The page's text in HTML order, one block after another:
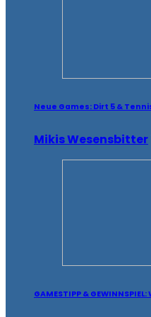
Neue Games: Dirt 5 &
Mikis Wesensbitter
GAMESTIPP & GEWINNSPIEL: